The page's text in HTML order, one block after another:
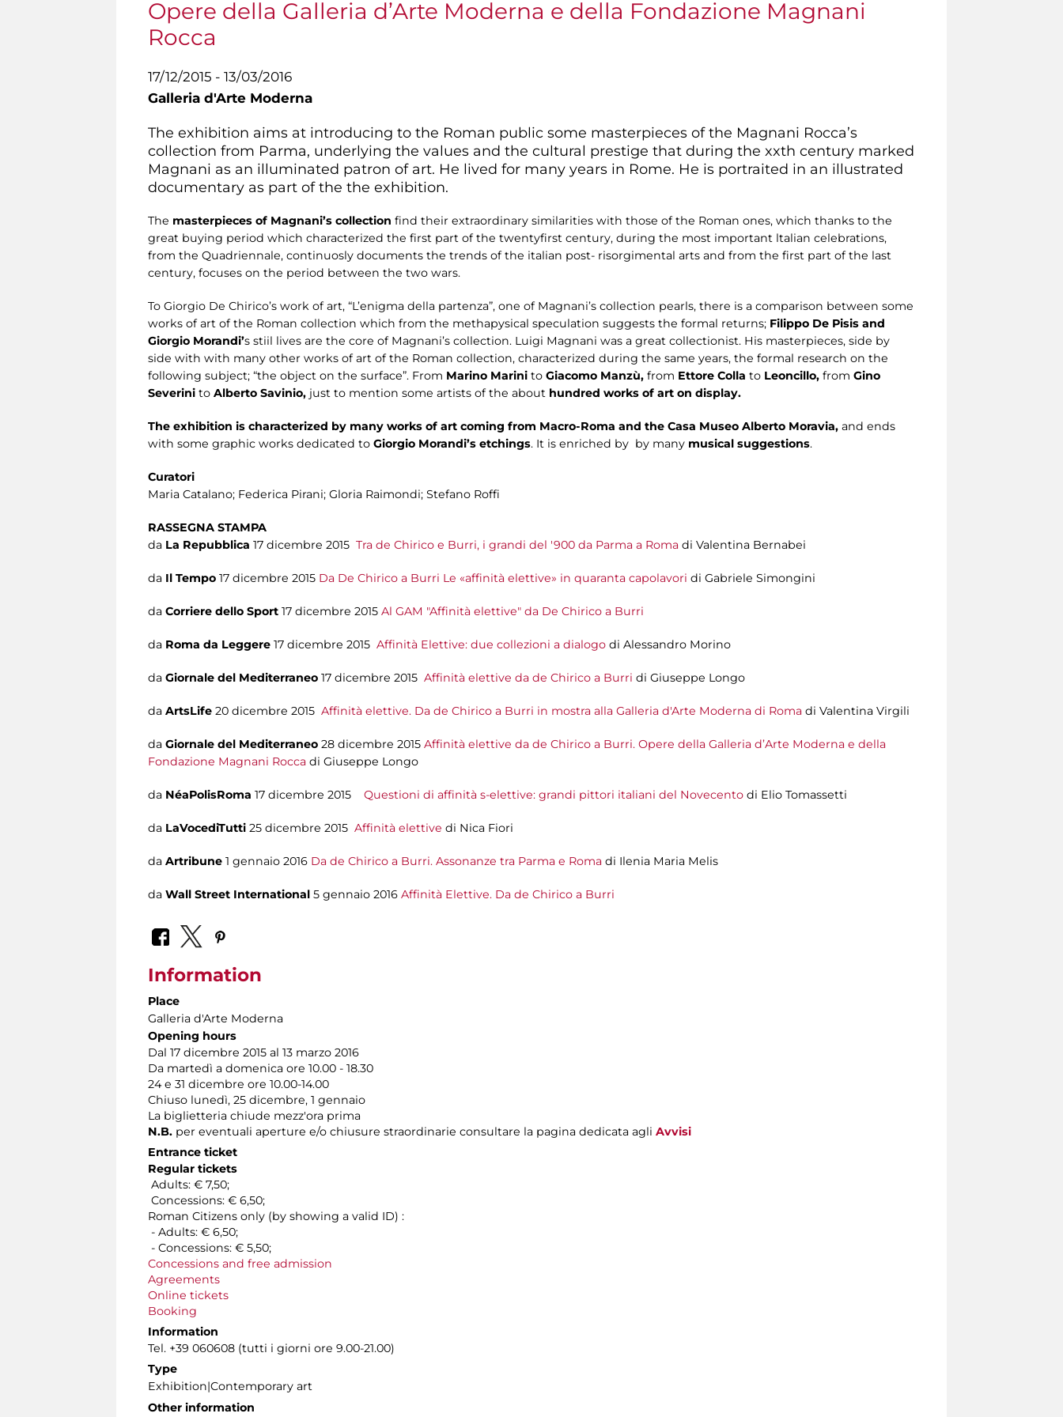
Opere della Galleria d’Arte Moderna e della Fondazione Magnani
Rocca
17/12/2015 - 13/03/2016
Galleria d'Arte Moderna
The exhibition aims at introducing to the Roman public some masterpieces of the Magnani Rocca’s
collection from Parma, underlying the values and the cultural prestige that during the xxth century marked
Magnani as an illuminated patron of art. He lived for many years in Rome. He is portraited in an illustrated
documentary as part of the the exhibition.
The masterpieces of Magnani’s collection find their extraordinary similarities with those of the Roman ones, which thanks to the
great buying period which characterized the first part of the twentyfirst century, during the most important ltalian celebrations,
from the Quadriennale, continuosly documents the trends of the italian post- risorgimental arts and from the first part of the last
century, focuses on the period between the two wars.
To Giorgio De Chirico’s work of art, “L’enigma della partenza”, one of Magnani’s collection pearls, there is a comparison between some
works of art of the Roman collection which from the methapysical speculation suggests the formal returns; Filippo De Pisis and
Giorgio Morandi’s stiil lives are the core of Magnani’s collection. Luigi Magnani was a great collectionist. His masterpieces, side by
side with with many other works of art of the Roman collection, characterized during the same years, the formal research on the
following subject; “the object on the surface”. From Marino Marini to Giacomo Manzù, from Ettore Colla to Leoncillo, from Gino
Severini to Alberto Savinio, just to mention some artists of the about hundred works of art on display.
The exhibition is characterized by many works of art coming from Macro-Roma and the Casa Museo Alberto Moravia, and ends
with some graphic works dedicated to Giorgio Morandi’s etchings. It is enriched by by many musical suggestions.
Curatori
Maria Catalano; Federica Pirani; Gloria Raimondi; Stefano Roffi
RASSEGNA STAMPA
da La Repubblica 17 dicembre 2015 Tra de Chirico e Burri, i grandi del '900 da Parma a Roma di Valentina Bernabei
da Il Tempo 17 dicembre 2015 Da De Chirico a Burri Le «affinità elettive» in quaranta capolavori di Gabriele Simongini
da Corriere dello Sport 17 dicembre 2015 Al GAM "Affinità elettive" da De Chirico a Burri
da Roma da Leggere 17 dicembre 2015 Affinità Elettive: due collezioni a dialogo di Alessandro Morino
da Giornale del Mediterraneo 17 dicembre 2015 Affinità elettive da de Chirico a Burri di Giuseppe Longo
da ArtsLife 20 dicembre 2015 Affinità elettive. Da de Chirico a Burri in mostra alla Galleria d'Arte Moderna di Roma di Valentina Virgili
da Giornale del Mediterraneo 28 dicembre 2015 Affinità elettive da de Chirico a Burri. Opere della Galleria d’Arte Moderna e della
Fondazione Magnani Rocca di Giuseppe Longo
da NéaPolisRoma 17 dicembre 2015 Questioni di affinità s-elettive: grandi pittori italiani del Novecento di Elio Tomassetti
da LaVocediTutti 25 dicembre 2015 Affinità elettive di Nica Fiori
da Artribune 1 gennaio 2016 Da de Chirico a Burri. Assonanze tra Parma e Roma di Ilenia Maria Melis
da Wall Street International 5 gennaio 2016 Affinità Elettive. Da de Chirico a Burri
Information
Place
Galleria d'Arte Moderna
Opening hours
Dal 17 dicembre 2015 al 13 marzo 2016
Da martedì a domenica ore 10.00 - 18.30
24 e 31 dicembre ore 10.00-14.00
Chiuso lunedì, 25 dicembre, 1 gennaio
La biglietteria chiude mezz'ora prima
N.B. per eventuali aperture e/o chiusure straordinarie consultare la pagina dedicata agli Avvisi
Entrance ticket
Regular tickets
Adults: € 7,50;
Concessions: € 6,50;
Roman Citizens only (by showing a valid ID) :
- Adults: € 6,50;
- Concessions: € 5,50;
Concessions and free admission
Agreements
Online tickets
Booking
Information
Tel. +39 060608 (tutti i giorni ore 9.00-21.00)
Type
Exhibition|Contemporary art
Other information